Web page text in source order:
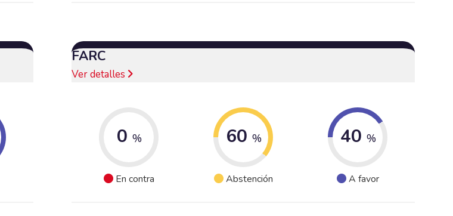
FARC
Ver detalles
0 %
En contra
60 %
Abstención
40 %
A favor